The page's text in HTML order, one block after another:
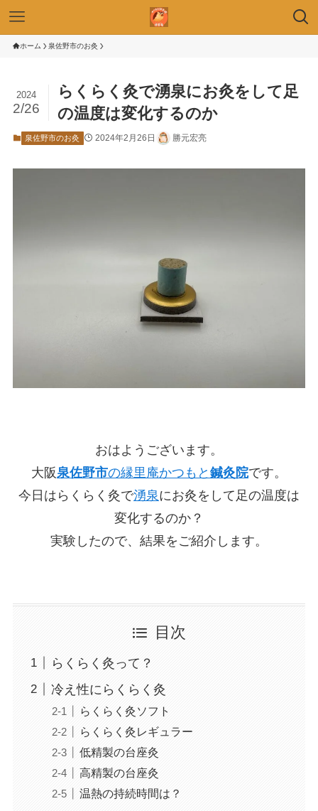
ホーム 泉佐野市のお灸
らくらく灸で湧泉にお灸をして足
の温度は変化するのか
2024
2/26
泉佐野市のお灸 2024年2月26日 勝元宏亮
おはようございます。
大阪泉佐野市の縁里庵かつもと 鍼灸院です。
今日はらくらく灸で湧泉にお灸をして足の温度は
変化するのか？
実験したので、結果をご紹介します。
目次
らくらく灸って？
冷え性にらくらく灸
らくらく灸ソフト
らくらく灸レギュラー
低精製の台座灸
高精製の台座灸
温熱の持続時間は？